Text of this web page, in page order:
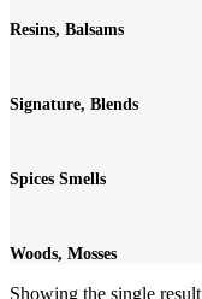
Resins, Balsams
Signature, Blends
Spices Smells
Woods, Mosses
Showing the single result